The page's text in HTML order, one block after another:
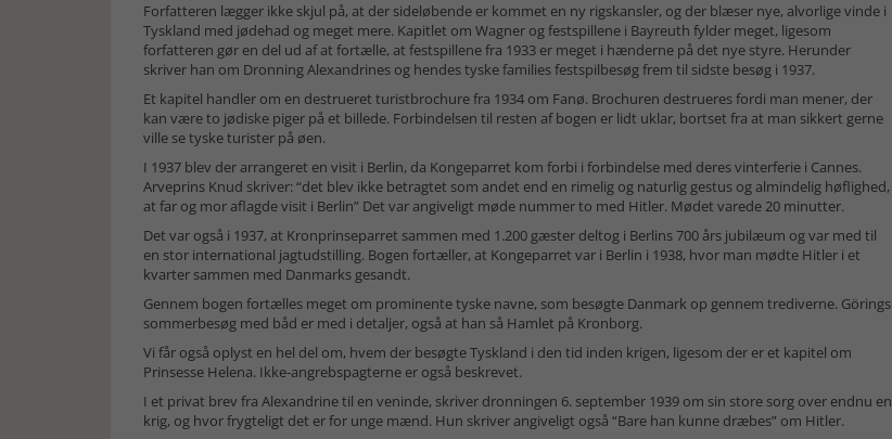
Forfatteren lægger ikke skjul på, at der sideløbende er kommet en ny rigskansler, og der blæser nye, alvorlige vinde i
Tyskland med jødehad og meget mere. Kapitlet om Wagner og festspillene i Bayreuth fylder meget, ligesom
forfatteren gør en del ud af at fortælle, at festspillene fra 1933 er meget i hænderne på det nye styre. Herunder
skriver han om Dronning Alexandrines og hendes tyske families festspilbesøg frem til sidste besøg i 1937.
Et kapitel handler om en destrueret turistbrochure fra 1934 om Fanø. Brochuren destrueres fordi man mener, der
kan være to jødiske piger på et billede. Forbindelsen til resten af bogen er lidt uklar, bortset fra at man sikkert gerne
ville se tyske turister på øen.
I 1937 blev der arrangeret en visit i Berlin, da Kongeparret kom forbi i forbindelse med deres vinterferie i Cannes.
Arveprins Knud skriver: “det blev ikke betragtet som andet end en rimelig og naturlig gestus og almindelig høflighed,
at far og mor aflagde visit i Berlin” Det var angiveligt møde nummer to med Hitler. Mødet varede 20 minutter.
Det var også i 1937, at Kronprinseparret sammen med 1.200 gæster deltog i Berlins 700 års jubilæum og var med til
en stor international jagtudstilling. Bogen fortæller, at Kongeparret var i Berlin i 1938, hvor man mødte Hitler i et
kvarter sammen med Danmarks gesandt.
Gennem bogen fortælles meget om prominente tyske navne, som besøgte Danmark op gennem trediverne. Görings
sommerbesøg med båd er med i detaljer, også at han så Hamlet på Kronborg.
Vi får også oplyst en hel del om, hvem der besøgte Tyskland i den tid inden krigen, ligesom der er et kapitel om
Prinsesse Helena. Ikke-angrebspagterne er også beskrevet.
I et privat brev fra Alexandrine til en veninde, skriver dronningen 6. september 1939 om sin store sorg over endnu en
krig, og hvor frygteligt det er for unge mænd. Hun skriver angiveligt også “Bare han kunne dræbes” om Hitler.